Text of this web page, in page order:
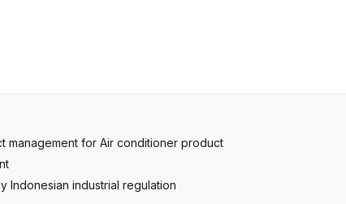
management for Air conditioner product
Indonesian industrial regulation